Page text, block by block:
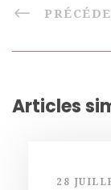
Articles
28